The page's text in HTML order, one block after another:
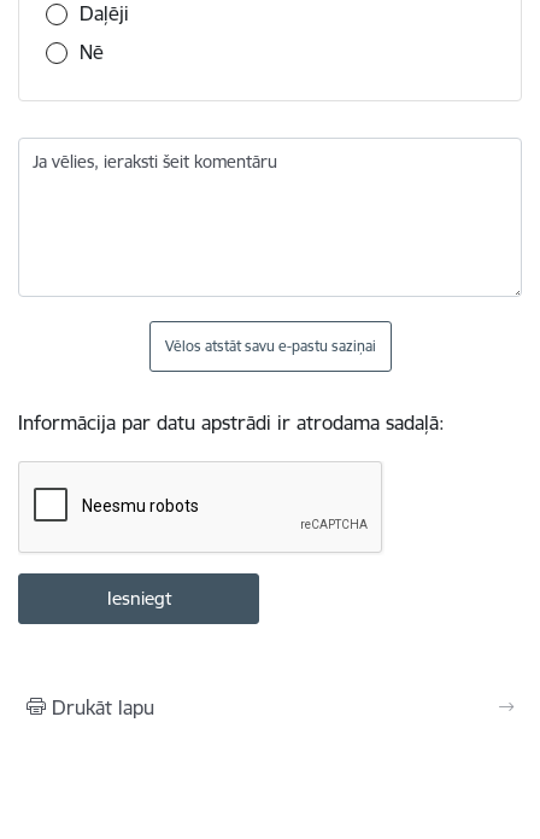
Daļēji
Nē
Ja vēlies, ieraksti šeit komentāru
Vēlos atstāt savu e-pastu saziņai
Informācija par datu apstrādi ir atrodama sadaļā:
Drukāt lapu